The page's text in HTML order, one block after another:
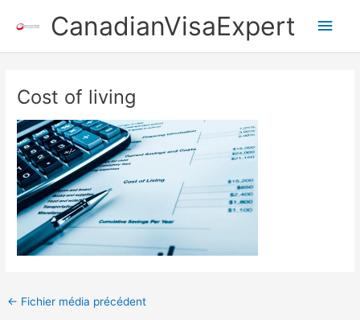
CanadianVisaExpert
Cost of living
articles
← Fichier média précédent